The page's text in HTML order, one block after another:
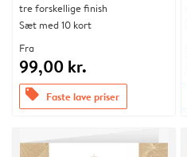
tre forskellige finish
Sæt med 10 kort
Fra
99,00 kr.
offers Faste lave priser